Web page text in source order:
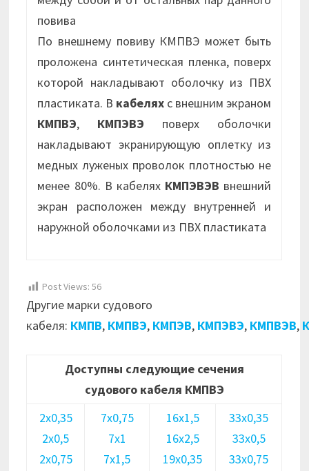
повива
По внешнему повиву КМПВЭ может быть
проложена синтетическая пленка, поверх
которой накладывают оболочку из ПВХ
пластиката. В кабелях с внешним экраном
КМПВЭ, КМПЭВЭ поверх оболочки
накладывают экранирующую оплетку из
медных луженых проволок плотностью не
менее 80%. В кабелях КМПЭВЭВ внешний
экран расположен между внутренней и
наружной оболочками из ПВХ пластиката
Post Views: 56
Другие марки судового
кабеля: КМПВ, КМПВЭ, КМПЭВ, КМПЭВЭ, КМПВЭВ,
Доступны следующие сечения
судового кабеля КМПВЭ
2х0,35
2х0,5
2х0,75
7х0,75
7х1
7х1,5
16х1,5
16х2,5
19х0,35
33х0,35
33х0,5
33х0,75